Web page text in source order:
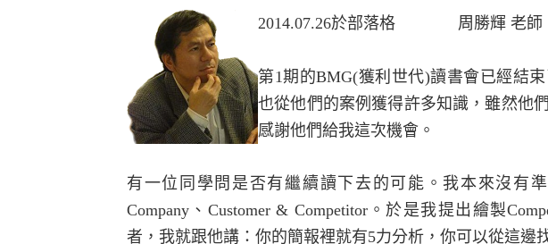
2014.07.26於部落格 周勝輝 老師
第1期的BMG(獲利世代)讀書會已經結
也從他們的案例獲得許多知識，雖然他
感謝他們給我這次機會。
有一位同學問是否有繼續讀下去的可能。我本來沒有
Company 、 Customer & Competitor。於是我提出繪製
者，我就跟他講：你的簡報裡就有5力分析，你可以從這邊